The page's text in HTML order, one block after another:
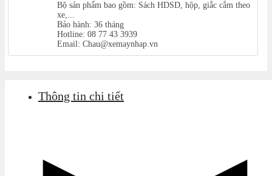
Bộ sản phẩm bao gồm: Sách HDSD, hộp, giắc cắm theo
xe,...
Bảo hành: 36 tháng
Hotline: 08 77 43 3939
Email: Chau@xemaynhap.vn
Thông tin chi tiết